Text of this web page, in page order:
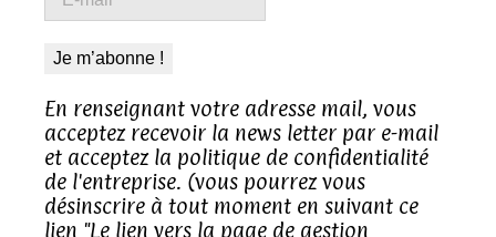
mail
En renseignant votre adresse mail, vous
acceptez recevoir la news letter par e-mail
et acceptez la politique de confidentialité
de l'entreprise. (vous pourrez vous
désinscrire à tout moment en suivant ce
lien "Le lien vers la page de gestion
Politique de confidentialité
Contact